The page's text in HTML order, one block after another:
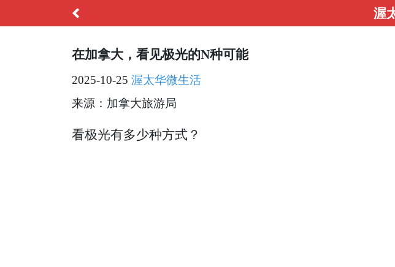
渥
在加拿大，看见极光的N种可能
2025-10-25 渥太华微生活
来源：加拿大旅游局
看极光有多少种方式？